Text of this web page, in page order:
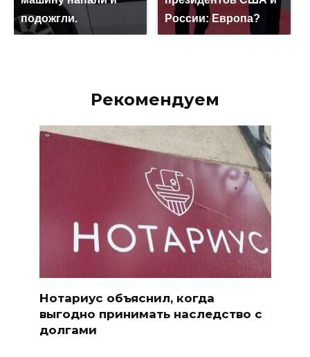
подожгли.
России: Европа?
Рекомендуем
Нотариус объяснил, когда
выгодно принимать наследство с
долгами